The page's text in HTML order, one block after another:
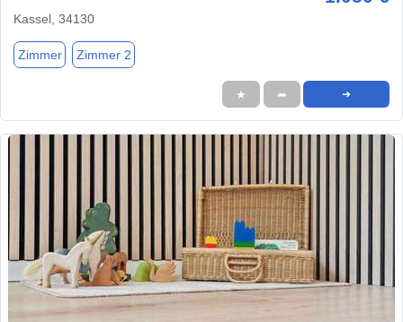
Kassel, 34130
Zimmer Zimmer 2
★ ➦ ➜